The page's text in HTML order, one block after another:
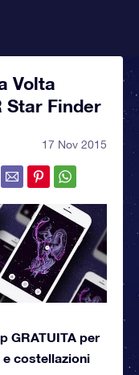
Volta
Star Finder
17 Nov 2015
GRATUITA per
e costellazioni